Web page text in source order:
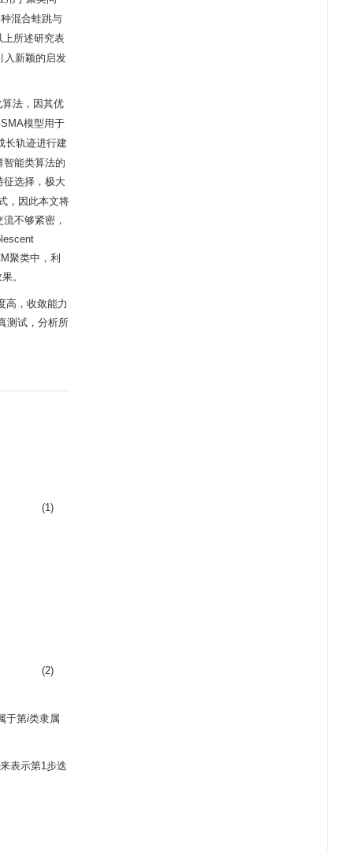
混合蛙跳与
上所述研究表
入新颖的启发
法，因其优
模型用于
长轨迹进行建
能类算法的
征选择，极大
，因此本文将
不够紧密，
聚类中，利
。
高，收敛能力
测试，分析所
(1)
(2)
于第i类隶属
来表示第1步迭